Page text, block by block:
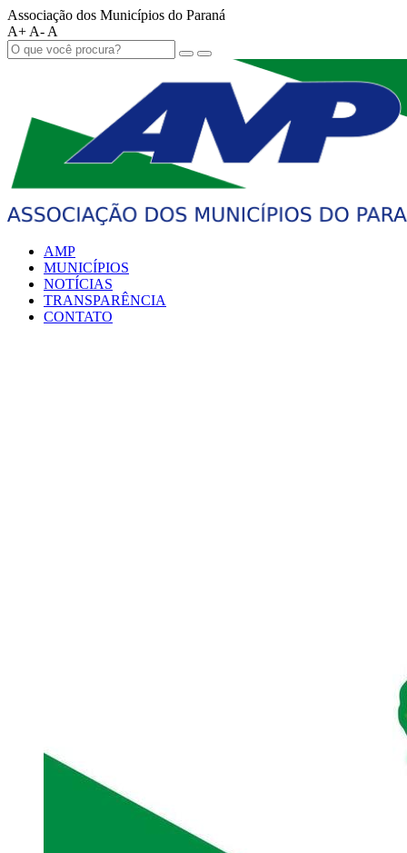
Associação dos Municípios do Paraná
A+ A- A
AMP
MUNICÍPIOS
NOTÍCIAS
TRANSPARÊNCIA
CONTATO